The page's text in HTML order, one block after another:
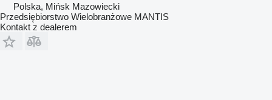
Polska, Mińsk Mazowiecki
Przedsiębiorstwo Wielobranżowe MANTIS
Kontakt z dealerem